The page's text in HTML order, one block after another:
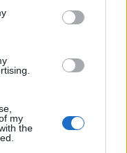
my
the